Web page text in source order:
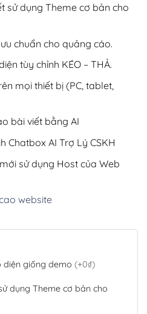
sử dụng Theme cơ bản cho
chuẩn cho quảng cáo.
tùy chỉnh KÉO – THẢ.
mọi thiết bị (PC, tablet,
bài viết bằng AI
Chatbox AI Trợ Lý CSKH
sử dụng Host của Web
website
diện giống demo (+0₫)
dụng Theme cơ bản cho